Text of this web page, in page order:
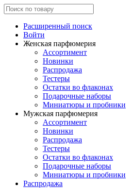
Расширенный поиск
Войти
Женская парфюмерия
Ассортимент
Новинки
Распродажа
Тестеры
Остатки во флаконах
Подарочные наборы
Миниатюры и пробники
Мужская парфюмерия
Ассортимент
Новинки
Распродажа
Тестеры
Остатки во флаконах
Подарочные наборы
Миниатюры и пробники
Распродажа